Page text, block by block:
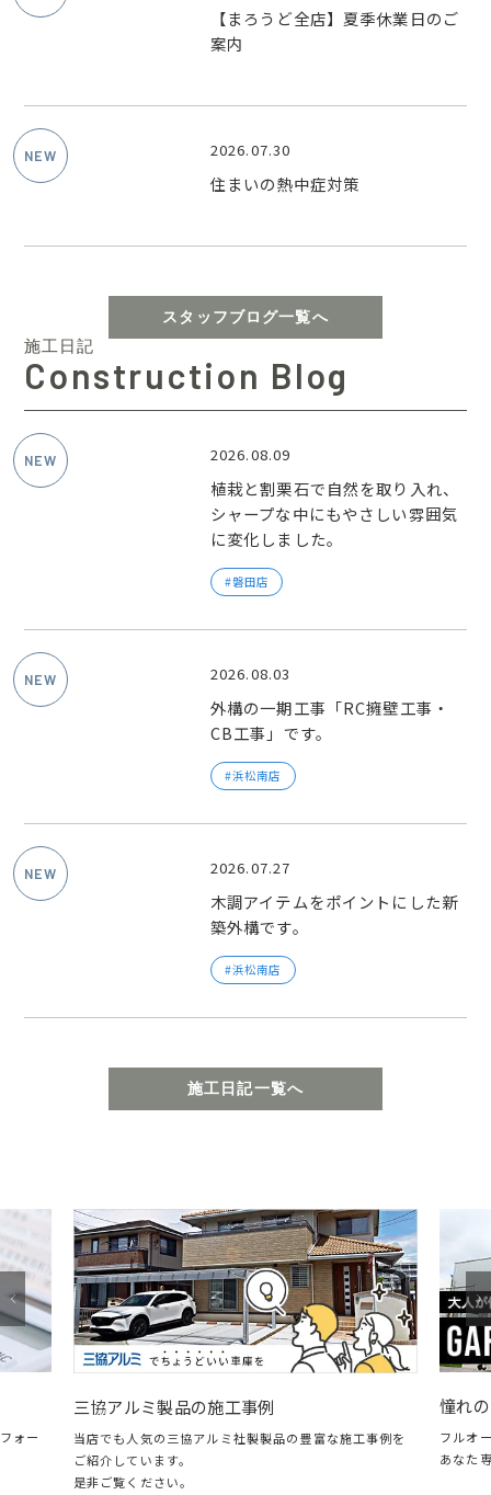
【まろうど全店】夏季休業日のご
案内
2026.07.30
住まいの熱中症対策
スタッフブログ一覧へ
施工日記
Construction Blog
2026.08.09
植栽と割栗石で自然を取り入れ、
シャープな中にもやさしい雰囲気
に変化しました。
磐田店
2026.08.03
外構の一期工事「RC擁壁工事・
CB工事」です。
浜松南店
2026.07.27
木調アイテムをポイントにした新
築外構です。
浜松南店
施工日記一覧へ
アルミ製品の施工事例
も人気の三協アルミ社製製品の豊富な施工事例を
しています。
覧ください。
憧れのガレージ・
フルオープン＆クロー
あなた専用のガレージ